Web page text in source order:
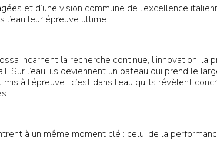
et d’une vision commune de l’excellence
leur épreuve ultime.
incarnent la recherche continue, l’innovation, la
Sur l’eau, ils deviennent un bateau qui prend le
à l’épreuve ; c’est dans l’eau qu’ils révèlent
à un même moment clé : celui de la